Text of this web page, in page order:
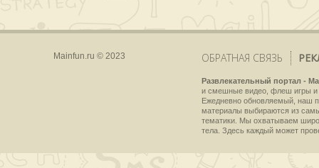
Mainfun.ru © 2023 ОБРАТНАЯ СВЯЗЬ
Развлекательный портал -
и смешные видео, флеш игры и
Ежедневно обновляемый, наш
материалы выбираются из
тематики. Мы охватываем
тела. Здесь каждый может